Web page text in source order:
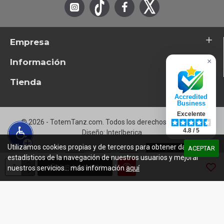
AÑADIR A COMPRA
Monkey (Jam & Lewis Remix)
Empresa
Información
Tienda
© 2026 - TotemTanz.com. Todos los derechos reservados
Diseño: InterIberica
ACEPTAR
Utilizamos cookies propias y de terceros para obtener datos
estadísticos de la navegación de nuestros usuarios y mejorar
nuestros servicios... más informaciónaquí
×
Accredited
Business
Excelente
4.8 / 5